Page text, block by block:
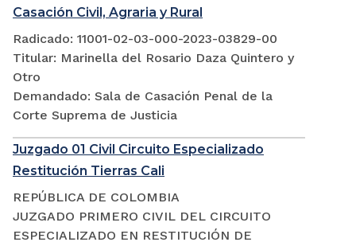
Casación Civil, Agraria y Rural
Radicado: 11001-02-03-000-2023-03829-00
Titular: Marinella del Rosario Daza Quintero y
Otro
Demandado: Sala de Casación Penal de la
Corte Suprema de Justicia
Juzgado 01 Civil Circuito Especializado
Restitución Tierras Cali
REPÚBLICA DE COLOMBIA
JUZGADO PRIMERO CIVIL DEL CIRCUITO
ESPECIALIZADO EN RESTITUCIÓN DE